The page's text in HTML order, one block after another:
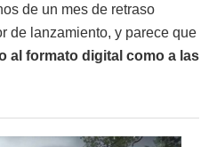
de un mes de retraso
de lanzamiento, y parece que
al formato digital como a las